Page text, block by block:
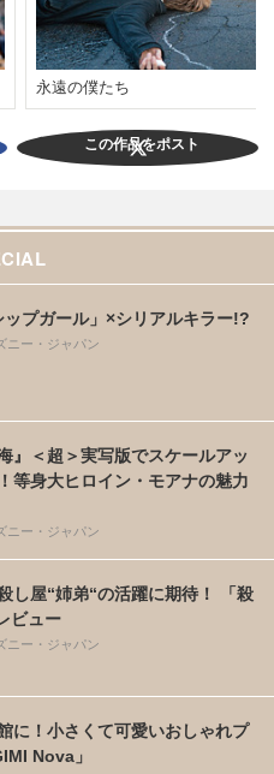
永遠の僕たち
この作品をポスト
プガール」×シリアルキラー!?
ニー・ジャパン
』＜超＞実写版でスケールアッ
等身大ヒロイン・モアナの魅力
ニー・ジャパン
し屋“姉弟“の活躍に期待！ 「殺
ビュー
ニー・ジャパン
に！小さくて可愛いおしゃれプ
Nova」